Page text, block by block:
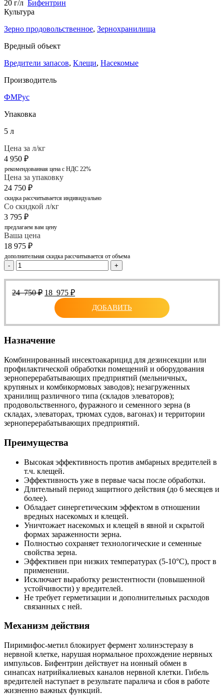
20 г/л Бифентрин
Культура
Зерно продовольственное, Зернохранилища
Вредный объект
Вредители запасов, Клещи, Насекомые
Производитель
ФМРус
Упаковка
5 л
Цена за л/кг
4 950 ₽
рекомендованная цена с НДС 22%
Цена за упаковку
24 750 ₽
скидка рассчитывается индивидуально
Со скидкой л/кг
3 795 ₽
предлагаем вам цену
Ваша цена
18 975 ₽
дополнительная скидка рассчитывается от объема
- +
24 750₽ Первоначальная
цена
составляла
750 ₽.
18 975 ₽Текущая
цена:
975 ₽.
ДОБАВИТЬ
Назначение
Комбинированный инсектоакарицид для дезинсекции или
профилактической обработки помещений и оборудования
зерноперерабатывающих предприятий (мельничных,
крупяных и комбикормовых заводов); незагруженных
хранилищ различного типа (складов элеваторов);
продовольственного, фуражного и семенного зерна (в
складах, элеваторах, трюмах судов, вагонах) и территории
зерноперерабатывающих предприятий.
Преимущества
Высокая эффективность против амбарных вредителей в
т.ч. клещей.
Эффективность уже в первые часы после обработки.
Длительный период защитного действия (до 6 месяцев и
более).
Обладает синергетическим эффектом в отношении
вредных насекомых и клещей.
Уничтожает насекомых и клещей в явной и скрытой
формах зараженности зерна.
Полностью сохраняет технологические и семенные
свойства зерна.
Эффективен при низких температурах (5-10°С), прост в
применении.
Исключает выработку резистентности (повышенной
устойчивости) у вредителей.
Не требует герметизации и дополнительных расходов
связанных с ней.
Механизм действия
Пиримифос-метил блокирует фермент холинэстеразу в
нервной клетке, нарушая нормальное прохождение нервных
импульсов. Бифентрин действует на ионный обмен в
синапсах натрийкалиевых каналов нервной клетки. Гибель
вредителей наступает в результате паралича и сбоя в работе
жизненно важных функций.